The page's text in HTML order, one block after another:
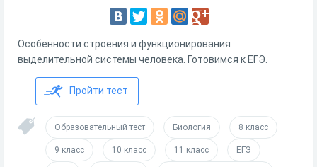
Особенности строения и функционирования
выделительной системы человека. Готовимся к ЕГЭ.
Пройти тест
Образовательный тест Биология 8 класс
9 класс 10 класс 11 класс ЕГЭ